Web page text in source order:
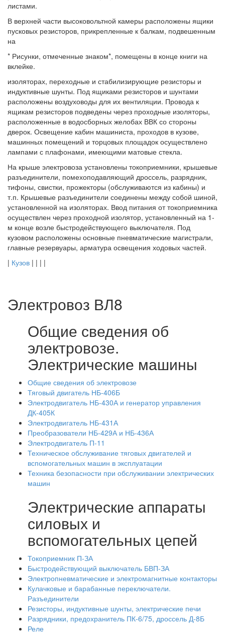
листами.
В верхней части высоковольтной камеры расположены ящики
пусковых резисторов, прикрепленные к балкам, подвешенным
на
* Рисунки, отмеченные знаком*, помещены в конце книги на
вклейке.
изоляторах, переходные и стабилизирующие резисторы и
индуктивные шунты. Под ящиками резисторов и шунтами
расположены воздуховоды для их вентиляции. Провода к
ящикам резисторов подведены через проходные изоляторы,
расположенные в водосборных желобах ВВК со стороны
дверок. Освещение кабин машиниста, проходов в кузове,
машинных помещений и торцовых площадок осуществлено
лампами с плафонами, имеющими матовые стекла.
На крыше электровоза установлены токоприемники, крышевые
разъединители, помехоподавляющий дроссель, разрядник,
тифоны, свистки, прожекторы (обслуживаются из кабины) и
т.п. Крышевые разъединители соединены между собой шиной,
установленной на изоляторах. Ввод питания от токоприемника
осуществлен через проходной изолятор, установленный на 1-
м конце возле быстродействующего выключателя. Под
кузовом расположены основные пневматические магистрали,
главные резервуары, арматура освещения ходовых частей.
| Кузов | | | |
Электровоз ВЛ8
Общие сведения об
электровозе.
Электрические машины
Общие сведения об электровозе
Тяговый двигатель НБ-406Б
Электродвигатель НБ-430А и генератор управления
ДК-405К
Электродвигатель НБ-431А
Преобразователи НБ-429А и НБ-436А
Электродвигатель П-11
Техническое обслуживание тяговых двигателей и
вспомогательных машин в эксплуатации
Техника безопасности при обслуживании электрических
машин
Электрические аппараты
силовых и
вспомогательных цепей
Токоприемник П-ЗА
Быстродействующий выключатель БВП-ЗА
Электропневматические и электромагнитные контакторы
Кулачковые и барабанные переключатели.
Разъединители
Резисторы, индуктивные шунты, электрические печи
Разрядники, предохранитель ПК-6/75, дроссель Д-8Б
Реле